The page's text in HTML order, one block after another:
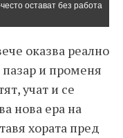
остават без работа
оказва реално
и променя
учат и се
нова ера на
хората пред